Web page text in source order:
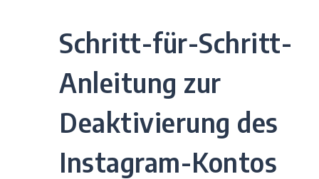
Schritt-für-Schritt-
Anleitung zur
Deaktivierung des
Instagram-Kontos